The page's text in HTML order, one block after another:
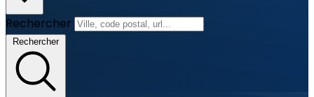
Rechercher
Rechercher